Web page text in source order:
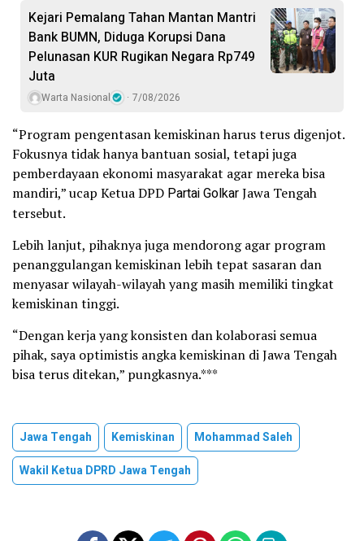
Kejari Pemalang Tahan Mantan Mantri
Bank BUMN, Diduga Korupsi Dana
Pelunasan KUR Rugikan Negara Rp749
Juta
Warta Nasional 7/08/2026
“Program pengentasan kemiskinan harus terus digenjot.
Fokusnya tidak hanya bantuan sosial, tetapi juga
pemberdayaan ekonomi masyarakat agar mereka bisa
mandiri,” ucap Ketua DPD Partai GolkarJawa Tengah
tersebut.
Lebih lanjut, pihaknya juga mendorong agar program
penanggulangan kemiskinan lebih tepat sasaran dan
menyasar wilayah-wilayah yang masih memiliki tingkat
kemiskinan tinggi.
“Dengan kerja yang konsisten dan kolaborasi semua
pihak, saya optimistis angka kemiskinan di Jawa Tengah
bisa terus ditekan,” pungkasnya.***
Jawa Tengah Kemiskinan
Mohammad Saleh
Wakil Ketua DPRD Jawa Tengah